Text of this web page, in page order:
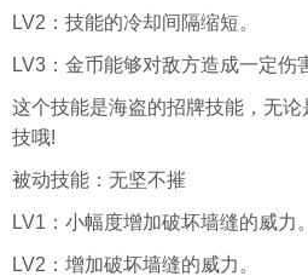
LV2：技能的冷却间隔缩短。
LV3：金币能够对敌方造成一定伤
这个技能是海盗的招牌技能，无
技哦!
被动技能：无坚不摧
LV1：小幅度增加破坏墙缝的威力。
LV2：增加破坏墙缝的威力。